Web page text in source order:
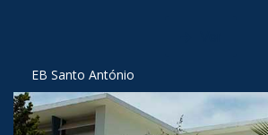
EB Santo António